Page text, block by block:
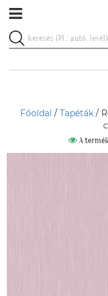
Főoldal / Tapéták /
A